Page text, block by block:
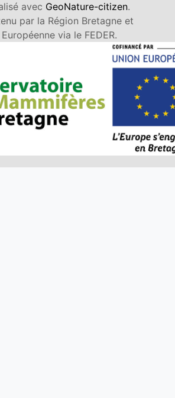
avec GeoNature-citizen.
par la Région Bretagne et
via le FEDER.